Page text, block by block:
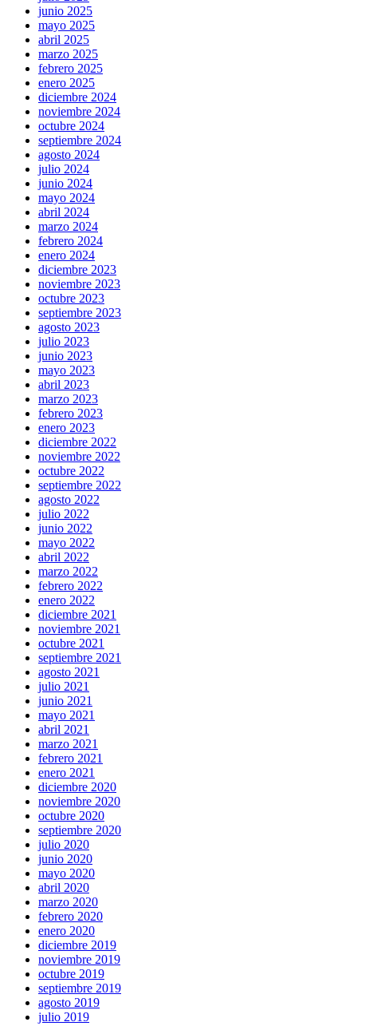
junio 2025
mayo 2025
abril 2025
marzo 2025
febrero 2025
enero 2025
diciembre 2024
noviembre 2024
octubre 2024
septiembre 2024
agosto 2024
julio 2024
junio 2024
mayo 2024
abril 2024
marzo 2024
febrero 2024
enero 2024
diciembre 2023
noviembre 2023
octubre 2023
septiembre 2023
agosto 2023
julio 2023
junio 2023
mayo 2023
abril 2023
marzo 2023
febrero 2023
enero 2023
diciembre 2022
noviembre 2022
octubre 2022
septiembre 2022
agosto 2022
julio 2022
junio 2022
mayo 2022
abril 2022
marzo 2022
febrero 2022
enero 2022
diciembre 2021
noviembre 2021
octubre 2021
septiembre 2021
agosto 2021
julio 2021
junio 2021
mayo 2021
abril 2021
marzo 2021
febrero 2021
enero 2021
diciembre 2020
noviembre 2020
octubre 2020
septiembre 2020
julio 2020
junio 2020
mayo 2020
abril 2020
marzo 2020
febrero 2020
enero 2020
diciembre 2019
noviembre 2019
octubre 2019
septiembre 2019
agosto 2019
julio 2019